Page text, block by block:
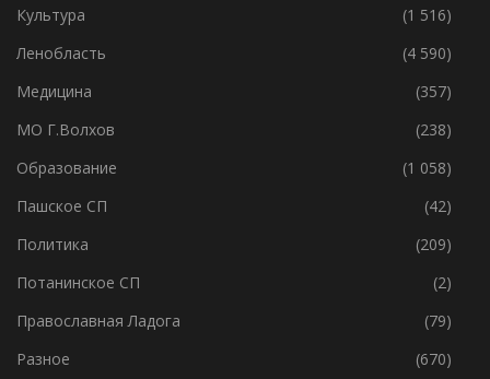
Культура
(1 516)
Ленобласть
(4 590)
Медицина
(357)
МО Г.Волхов
(238)
Образование
(1 058)
Пашское СП
(42)
Политика
(209)
Потанинское СП
(2)
Православная Ладога
(79)
Разное
(670)